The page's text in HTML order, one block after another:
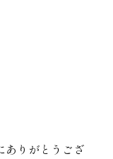
ありがとうござ